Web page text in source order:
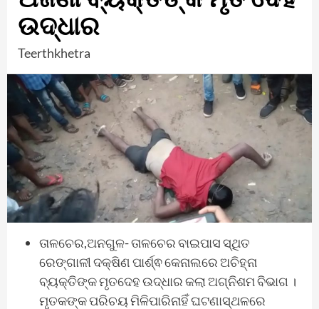
ଉଦ୍ଧାର
Teerthkhetra
ତାଳଚେର,ଅନଗୁଳ- ତାଳଚେର ବାଇପାସ ସ୍ଥିତ
ରେଙ୍ଗାଳୀ ଦକ୍ଷିଣ ପାର୍ଶ୍ଵ କେନାଲରେ ଅଚିହ୍ନା
ବ୍ୟକ୍ତିଙ୍କ ମୃତଦେହ ଉଦ୍ଧାର କଲା ଅଗ୍ନିଶମ ବିଭାଗ ।
ମୃତକଙ୍କ ପରିଚୟ ମିଳିପାରିନାହିଁ ଘଟଣାସ୍ଥଳରେ